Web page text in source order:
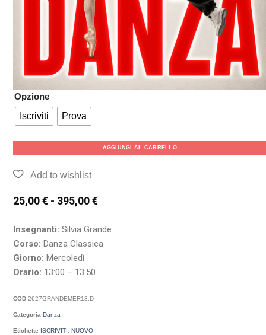
Opzione
Iscriviti
Prova
AGGIUNGI AL CARRELLO
25,00€ - 395,00€
Insegnanti: Silvia Grande
Corso: Danza Classica
Giorno: Mercoledì
Orario: 13:00 – 13:50
COD2627GRANDEMER13.D
Categoria Danza
Etichette ISCRIVITI , NUOVO